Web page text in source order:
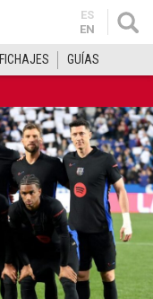
ES
EN
FICHAJES GUÍAS